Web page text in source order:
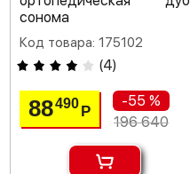
сонома
Код товара: 175102
(4)
88490Р
-55 %
196 640